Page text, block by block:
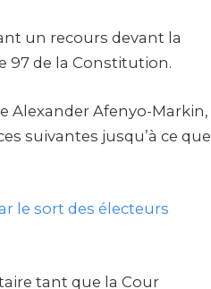
un recours devant la
97 de la Constitution.
Alexander Afenyo-Markin,
suivantes jusqu’à ce que
le sort des électeurs
tant que la Cour